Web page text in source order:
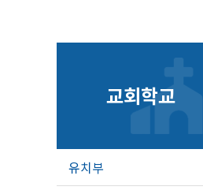
교회학교
유치부